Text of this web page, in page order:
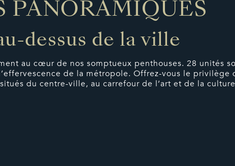
PANORAMIQUES
dessus de la ville
au cœur de nos somptueux penthouses. 28 unités
de la métropole. Offrez-vous le privilège
du centre-ville, au carrefour de l’art et de la